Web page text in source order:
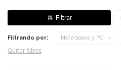
Filtrando por: Notebooks y PC
Quitar filtros